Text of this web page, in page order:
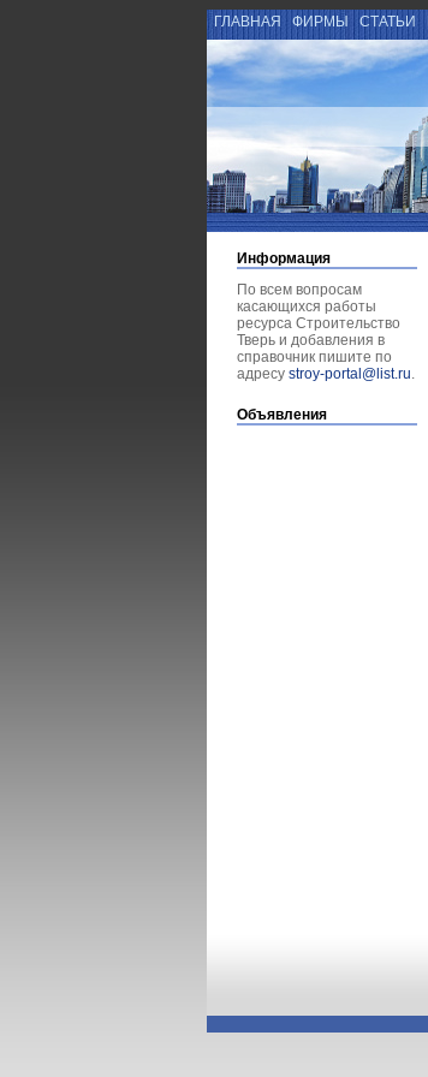
ГЛАВНАЯ ФИРМЫ СТАТЬИ
Информация
По всем вопросам
касающихся работы
ресурса Строительство
Тверь и добавления в
справочник пишите по
адресу stroy-portal@list.ru.
Объявления